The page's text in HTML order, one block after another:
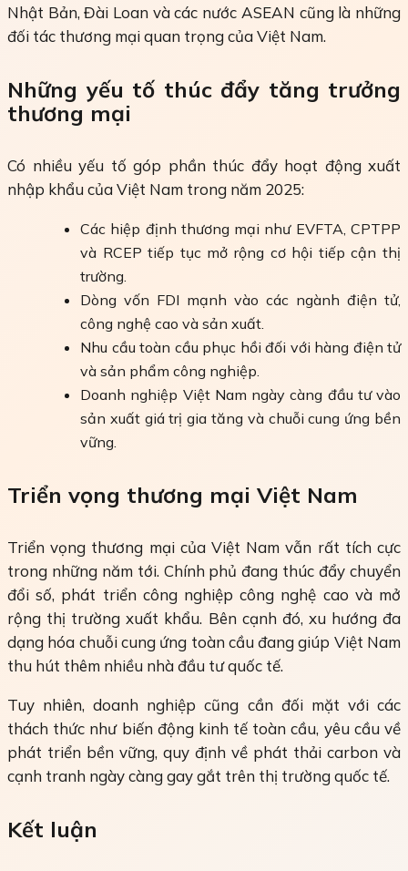
Nhật Bản, Đài Loan và các nước ASEAN cũng là những
đối tác thương mại quan trọng của Việt Nam.
Những yếu tố thúc đẩy tăng trưởng
thương mại
Có nhiều yếu tố góp phần thúc đẩy hoạt động xuất
nhập khẩu của Việt Nam trong năm 2025:
Các hiệp định thương mại như EVFTA, CPTPP
và RCEP tiếp tục mở rộng cơ hội tiếp cận thị
trường.
Dòng vốn FDI mạnh vào các ngành điện tử,
công nghệ cao và sản xuất.
Nhu cầu toàn cầu phục hồi đối với hàng điện tử
và sản phẩm công nghiệp.
Doanh nghiệp Việt Nam ngày càng đầu tư vào
sản xuất giá trị gia tăng và chuỗi cung ứng bền
vững.
Triển vọng thương mại Việt Nam
Triển vọng thương mại của Việt Nam vẫn rất tích cực
trong những năm tới. Chính phủ đang thúc đẩy chuyển
đổi số, phát triển công nghiệp công nghệ cao và mở
rộng thị trường xuất khẩu. Bên cạnh đó, xu hướng đa
dạng hóa chuỗi cung ứng toàn cầu đang giúp Việt Nam
thu hút thêm nhiều nhà đầu tư quốc tế.
Tuy nhiên, doanh nghiệp cũng cần đối mặt với các
thách thức như biến động kinh tế toàn cầu, yêu cầu về
phát triển bền vững, quy định về phát thải carbon và
cạnh tranh ngày càng gay gắt trên thị trường quốc tế.
Kết luận